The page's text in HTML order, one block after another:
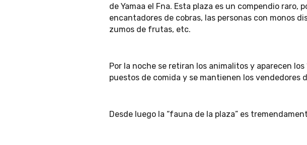
de Yamaa el Fna. Esta plaza es un compendio raro,
encantadores de cobras, las personas con monos
zumos de frutas, etc.
Por la noche se retiran los animalitos y aparecen los
puestos de comida y se mantienen los vendedores
Desde luego la “fauna de la plaza” es